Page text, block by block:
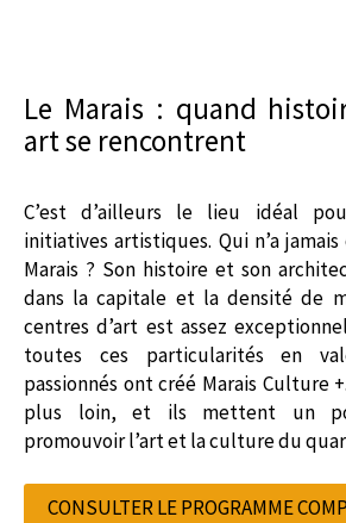
Le Marais : quand
art se rencontrent
C’est d’ailleurs le lieu idéal
initiatives artistiques. Qui n’a
Marais ? Son histoire et son
dans la capitale et la densité de
centres d’art est assez
toutes ces particularités en
passionnés ont créé Marais Culture
plus loin, et ils mettent un
promouvoir l’art et la culture du
CONSULTER LE PROGRAMME